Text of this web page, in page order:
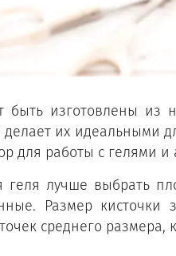
быть изготовлены из
делает их идеальными
для работы с гелями и
лучше выбрать
Размер кисточки
среднего